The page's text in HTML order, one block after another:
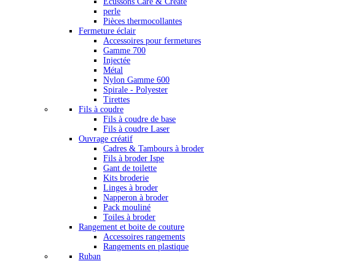
perle
Pièces thermocollantes
Fermeture éclair
Accessoires pour fermetures
Gamme 700
Injectée
Métal
Nylon Gamme 600
Spirale - Polyester
Tirettes
Fils à coudre
Fils à coudre de base
Fils à coudre Laser
Ouvrage créatif
Cadres & Tambours à broder
Fils à broder Ispe
Gant de toilette
Kits broderie
Linges à broder
Napperon à broder
Pack mouliné
Toiles à broder
Rangement et boite de couture
Accessoires rangements
Rangements en plastique
Ruban